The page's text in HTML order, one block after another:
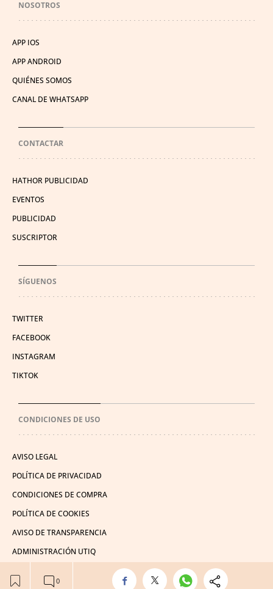
NOSOTROS
APP IOS
APP ANDROID
QUIÉNES SOMOS
CANAL DE WHATSAPP
CONTACTAR
HATHOR PUBLICIDAD
EVENTOS
PUBLICIDAD
SUSCRIPTOR
SÍGUENOS
TWITTER
FACEBOOK
INSTAGRAM
TIKTOK
CONDICIONES DE USO
AVISO LEGAL
POLÍTICA DE PRIVACIDAD
CONDICIONES DE COMPRA
POLÍTICA DE COOKIES
AVISO DE TRANSPARENCIA
ADMINISTRACIÓN UTIQ